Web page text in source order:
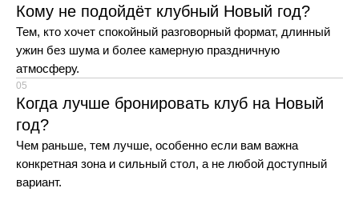
Кому не подойдёт клубный Новый год?
Тем, кто хочет спокойный разговорный формат, длинный
ужин без шума и более камерную праздничную
атмосферу.
05
Когда лучше бронировать клуб на Новый
год?
Чем раньше, тем лучше, особенно если вам важна
конкретная зона и сильный стол, а не любой доступный
вариант.
НАВИГАЦИЯ
Главная
О нас
Медиа
Контакты
РЕШЕНИЯ
Для частных клиентов
Для бизнеса
Для ассистентов
Пользовательское соглашение